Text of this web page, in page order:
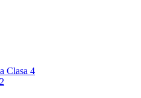
Clasa 4